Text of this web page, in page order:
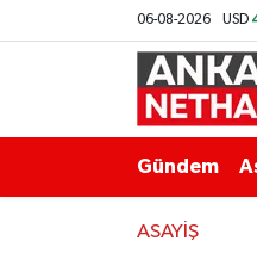
06-08-2026 USD
Gündem
ASAYIŞ
Ankara Hava